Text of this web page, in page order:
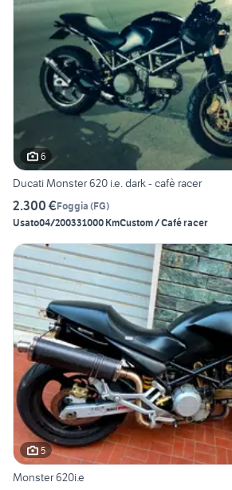
6
Ducati Monster 620 i.e. dark - cafè racer
2.300 €Foggia (FG)
Usato04/200331000 KmCustom / Café racer
5
Monster 620i.e